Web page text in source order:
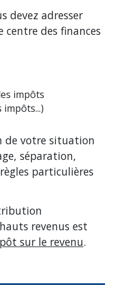
devez adresser
des finances
impôts
de votre situation
séparation,
particulières
revenus est
sur le revenu.